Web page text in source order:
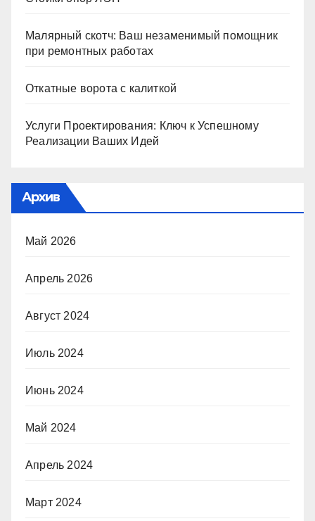
Малярный скотч: Ваш незаменимый помощник
при ремонтных работах
Откатные ворота с калиткой
Услуги Проектирования: Ключ к Успешному
Реализации Ваших Идей
Архив
Май 2026
Апрель 2026
Август 2024
Июль 2024
Июнь 2024
Май 2024
Апрель 2024
Март 2024